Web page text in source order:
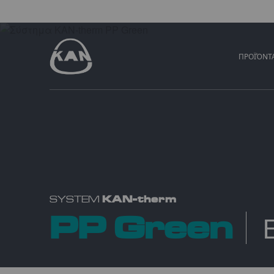
SYSTEM KAN-therm
PP Green